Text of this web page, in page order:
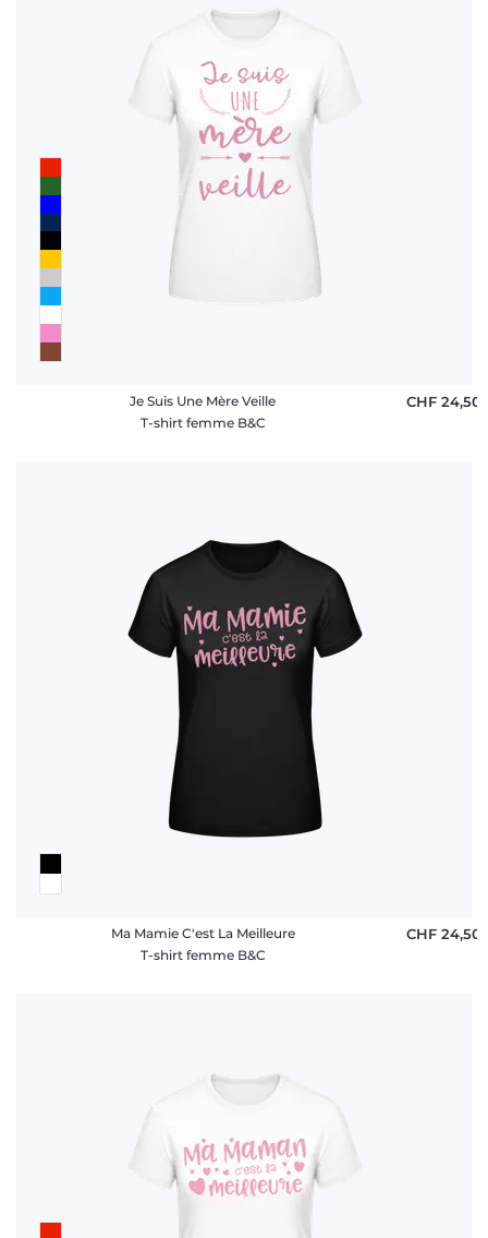
Je Suis Une Mère Veille
T-shirt femme B&C
CHF 24,50
Ma Mamie C'est La Meilleure
T-shirt femme B&C
CHF 24,50